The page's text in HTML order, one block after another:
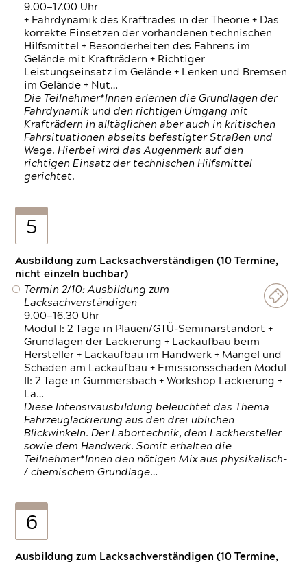
9.00—17.00 Uhr
+ Fahrdynamik des Kraftrades in der Theorie + Das
korrekte Einsetzen der vorhandenen technischen
Hilfsmittel + Besonderheiten des Fahrens im
Gelände mit Krafträdern + Richtiger
Leistungseinsatz im Gelände + Lenken und Bremsen
im Gelände + Nut…
Die Teilnehmer*Innen erlernen die Grundlagen der
Fahrdynamik und den richtigen Umgang mit
Krafträdern in alltäglichen aber auch in kritischen
Fahrsituationen abseits befestigter Straßen und
Wege. Hierbei wird das Augenmerk auf den
richtigen Einsatz der technischen Hilfsmittel
gerichtet.
5
Ausbildung zum Lacksachverständigen (10 Termine,
nicht einzeln buchbar)
Termin 2/10: Ausbildung zum
Lacksachverständigen
9.00—16.30 Uhr
Modul I: 2 Tage in Plauen/GTÜ-Seminarstandort +
Grundlagen der Lackierung + Lackaufbau beim
Hersteller + Lackaufbau im Handwerk + Mängel und
Schäden am Lackaufbau + Emissionsschäden Modul
II: 2 Tage in Gummersbach + Workshop Lackierung +
La…
Diese Intensivausbildung beleuchtet das Thema
Fahrzeuglackierung aus den drei üblichen
Blickwinkeln. Der Labortechnik, dem Lackhersteller
sowie dem Handwerk. Somit erhalten die
Teilnehmer*Innen den nötigen Mix aus physikalisch-
/ chemischem Grundlage…
6
Ausbildung zum Lacksachverständigen (10 Termine,